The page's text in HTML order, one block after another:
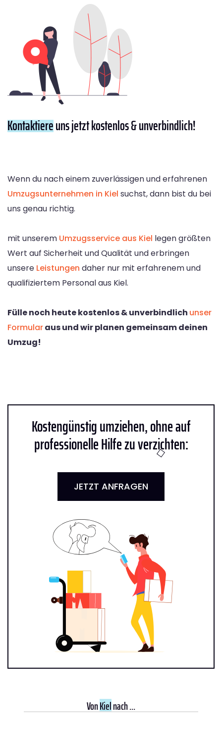
Kontaktiereuns jetzt kostenlos & unverbindlich!
Wenn du nach einem zuverlässigen und erfahrenen
Umzugsunternehmen in Kiel suchst, dann bist du bei
uns genau richtig.
mit unserem Umzugsservice aus Kiel legen größten
Wert auf Sicherheit und Qualität und erbringen
unsere Leistungen daher nur mit erfahrenem und
qualifiziertem Personal aus Kiel.
Fülle noch heute kostenlos & unverbindlich unser
Formularaus und wir planen gemeinsam deinen
Umzug!
Kostengünstig umziehen, ohne auf
professionelle Hilfe zu verzichten:
JETZT ANFRAGEN
VonKielnach ...